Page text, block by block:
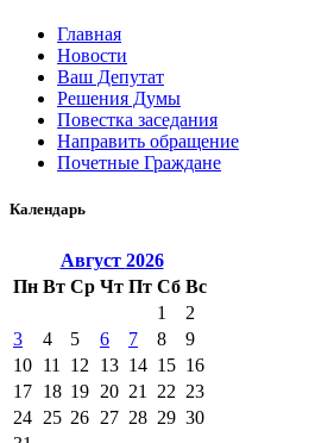
Главная
Новости
Ваш Депутат
Решения Думы
Повестка заседания
Направить обращение
Почетные Граждане
Календарь
Август 2026
Пн Вт Ср Чт Пт Сб Вс
1
2
3
4 5 6 7 8
9
10 11 12 13 14 15 16
17 18 19 20 21 22 23
24 25 26 27 28 29 30